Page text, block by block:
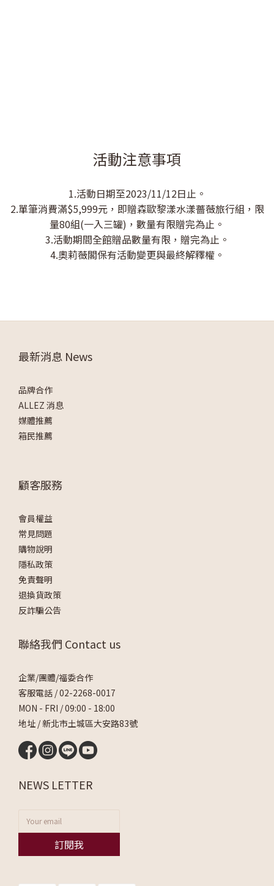
活動注意事項
1.活動日期至2023/11/12日止。
2.單筆消費滿$5,999元，即贈森歐黎漾水漾薔薇旅行組，限
量80組(一入三罐)，數量有限贈完為止。
3.活動期間全館贈品數量有限，贈完為止。
4.奧莉薇閣保有活動變更與最終解釋權。
最新消息 News
品牌合作
ALLEZ 消息
媒體推薦
箱民推薦
顧客服務
會員權益
常見問題
購物說明
隱私政策
免責聲明
退換貨政策
反詐騙公告
聯絡我們 Contact us
企業/團體/福委合作
客服電話 /02-2268-0017
MON - FRI / 09:00 - 18:00
地址 / 新北市土城區大安路83號
NEWS LETTER
訂閱我